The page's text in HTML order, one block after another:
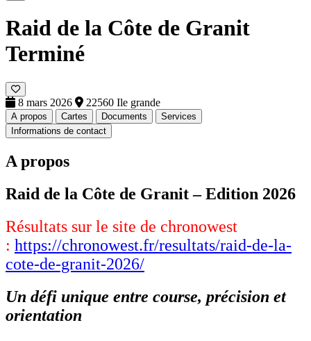
Raid de la Côte de Granit
Terminé
8 mars 2026 22560 Ile grande
A propos Cartes Documents
Services
Informations de contact
A propos
Raid de la Côte de Granit – Edition 2026
Résultats sur le site de chronowest
: https://chronowest.fr/resultats/raid-de-la-
cote-de-granit-2026/
Un défi unique entre course, précision et
orientation